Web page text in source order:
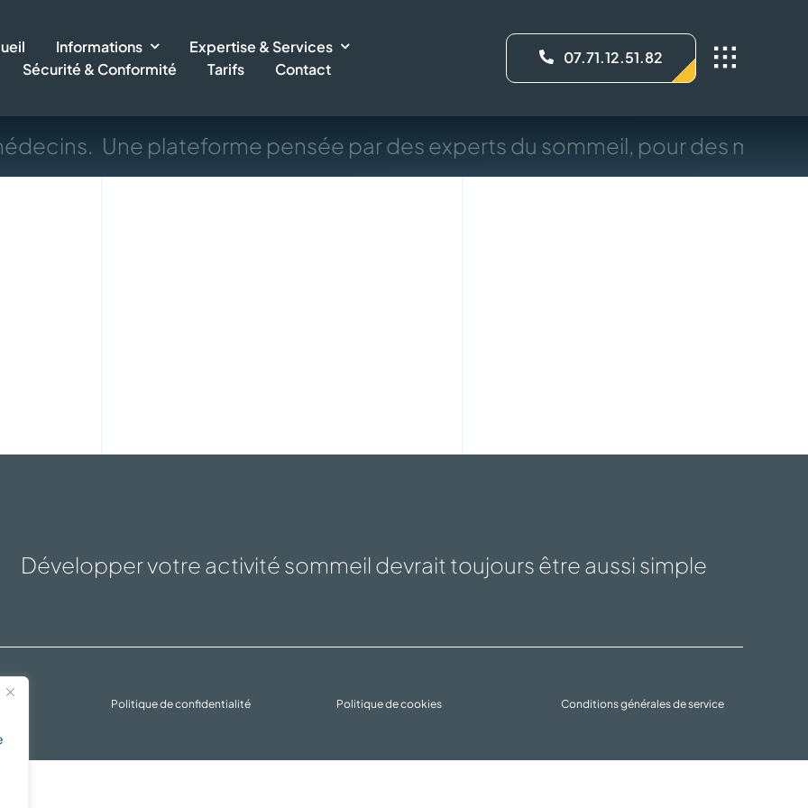
Informations
Expertise & Services
Sécurité & Conformité
Tarifs Contact
07.71.12.51.82
Une plateforme pensée par des experts du sommeil, pour des
Développer votre activité sommeil devrait toujours être aussi simple
Politique de confidentialité Politique de cookies Conditions générales de service